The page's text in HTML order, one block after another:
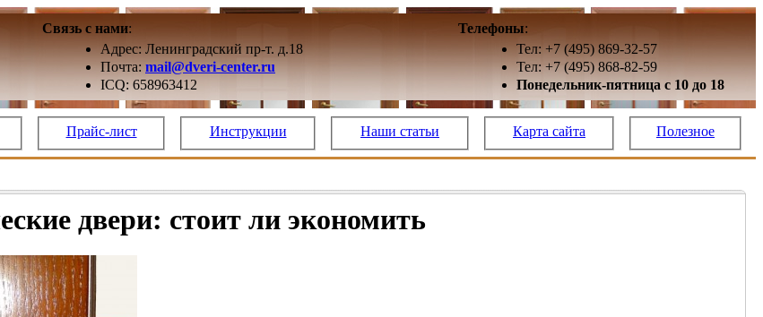
Связь с нами:
Адрес: Ленинградский пр-т. д.18
Почта:mail@dveri-center.ru
ICQ: 658963412
Телефоны:
Тел: +7 (495) 869-32-57
Тел: +7 (495) 868-82-59
Понедельник-пятница с 10 до 18
Прайс-лист Инструкции Наши статьи Карта сайта Полезное
двери: стоит ли экономить